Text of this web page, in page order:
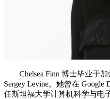
Chelsea Finn 博士毕业于加
Sergey Levine。她曾在 Google
任斯坦福大学计算机科学与电